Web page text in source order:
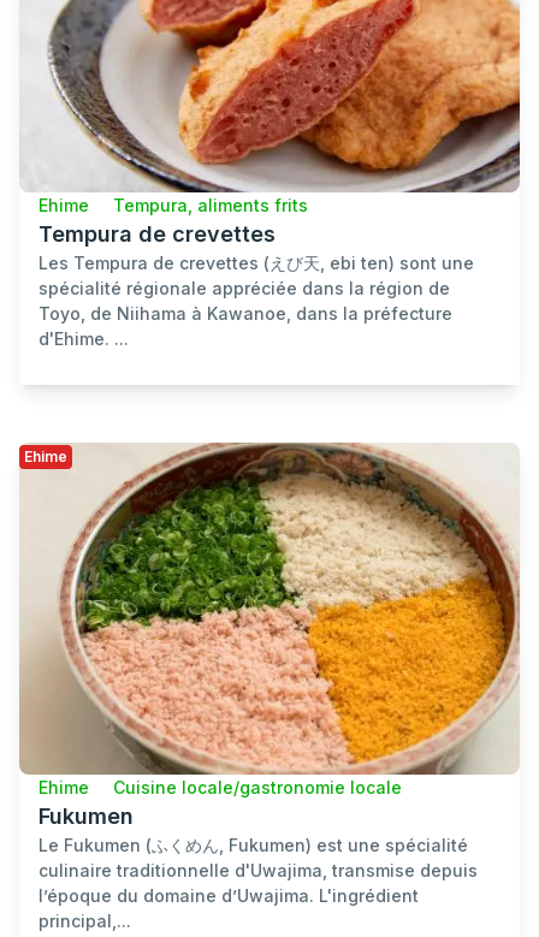
Ehime Tempura, aliments frits
Tempura de crevettes
Les Tempura de crevettes (えび天, ebi ten) sont une
spécialité régionale appréciée dans la région de
Toyo, de Niihama à Kawanoe, dans la préfecture
d'Ehime. ...
Ehime
Ehime Cuisine locale/gastronomie locale
Fukumen
Le Fukumen (ふくめん, Fukumen) est une spécialité
culinaire traditionnelle d'Uwajima, transmise depuis
l’époque du domaine d’Uwajima. L'ingrédient
principal,...